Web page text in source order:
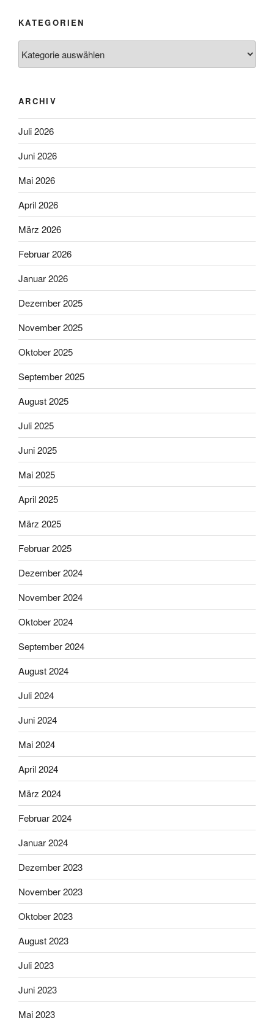
KATEGORIEN
ARCHIV
Juli 2026
Juni 2026
Mai 2026
April 2026
März 2026
Februar 2026
Januar 2026
Dezember 2025
November 2025
Oktober 2025
September 2025
August 2025
Juli 2025
Juni 2025
Mai 2025
April 2025
März 2025
Februar 2025
Dezember 2024
November 2024
Oktober 2024
September 2024
August 2024
Juli 2024
Juni 2024
Mai 2024
April 2024
März 2024
Februar 2024
Januar 2024
Dezember 2023
November 2023
Oktober 2023
August 2023
Juli 2023
Juni 2023
Mai 2023